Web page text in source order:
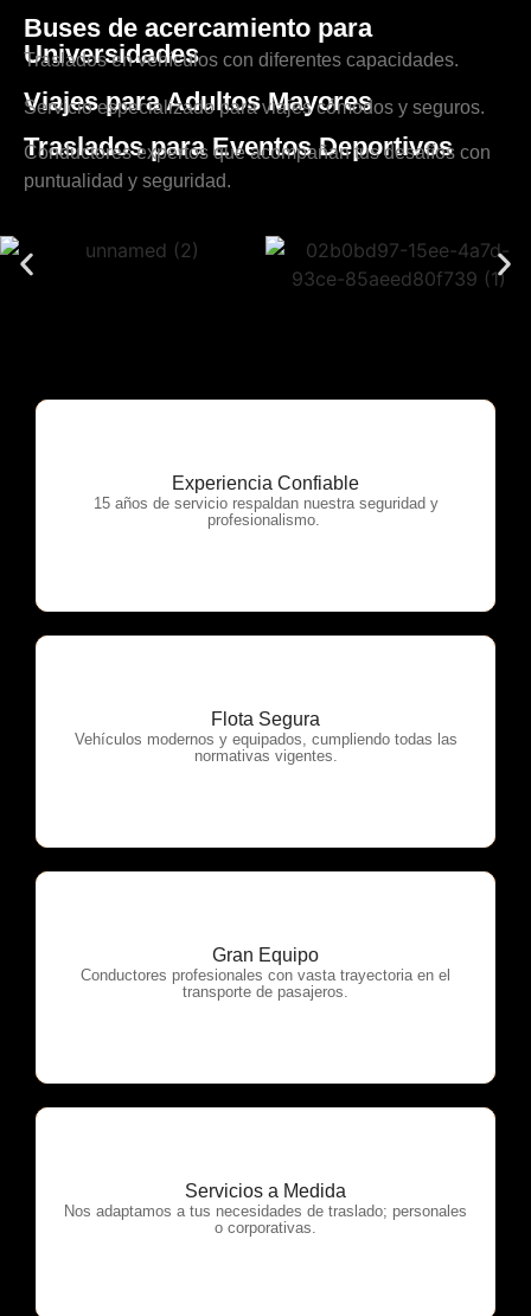
Buses de acercamiento para
Universidades
Traslados en vehículos con diferentes capacidades.
Viajes para Adultos Mayores
Servicio especializado para viajes cómodos y seguros.
Traslados para Eventos Deportivos
Conductores expertos que acompañan tus desafíos con
puntualidad y seguridad.
Experiencia Confiable
15 años de servicio respaldan nuestra seguridad y
profesionalismo.
OTP Servicios
Flota Segura
Vehículos modernos y equipados, cumpliendo todas las
normativas vigentes.
OTP Servicios
Gran Equipo
Conductores profesionales con vasta trayectoria en el
transporte de pasajeros.
OTP Servicios
Servicios a Medida
Nos adaptamos a tus necesidades de traslado; personales
o corporativas.
OTP Servicios